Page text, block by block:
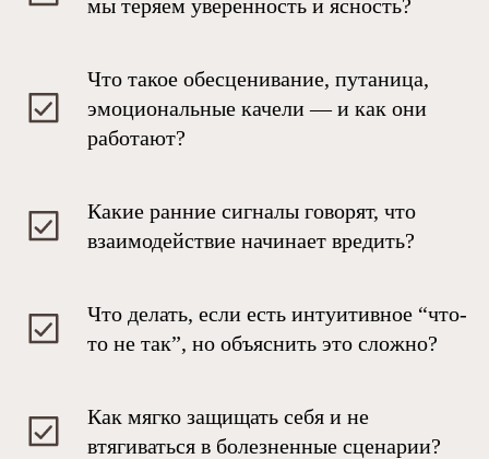
мы теряем уверенность и ясность?
Что такое обесценивание, путаница,
эмоциональные качели — и как они
работают?
Какие ранние сигналы говорят, что
взаимодействие начинает вредить?
Что делать, если есть интуитивное “что-
то не так”, но объяснить это сложно?
Как мягко защищать себя и не
втягиваться в болезненные сценарии?